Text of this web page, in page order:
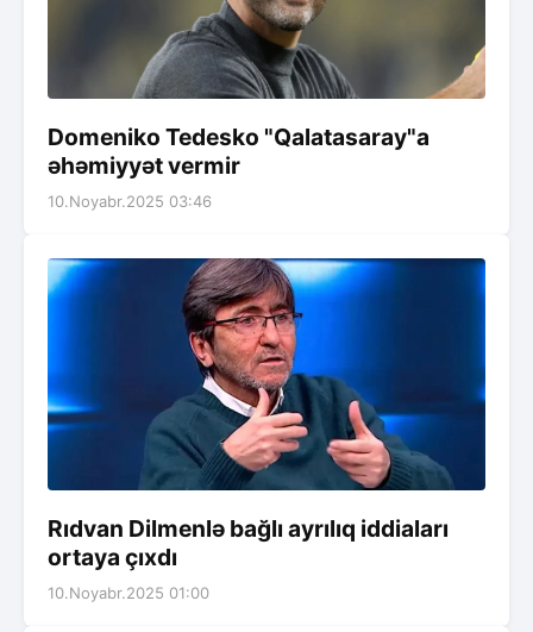
Domeniko Tedesko "Qalatasaray"a
əhəmiyyət vermir
10.Noyabr.2025 03:46
Rıdvan Dilmenlə bağlı ayrılıq iddiaları
ortaya çıxdı
10.Noyabr.2025 01:00